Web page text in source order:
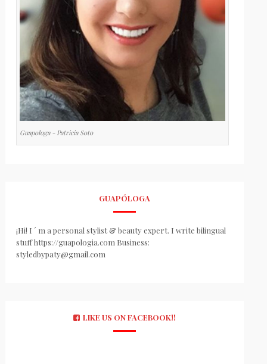
Guapologa - Patricia Soto
GUAPÓLOGA
¡Hi! I ´ m a personal stylist & beauty expert. I write bilingual
stuff https://guapologia.com Business:
styledbypaty@gmail.com
LIKE US ON FACEBOOK!!